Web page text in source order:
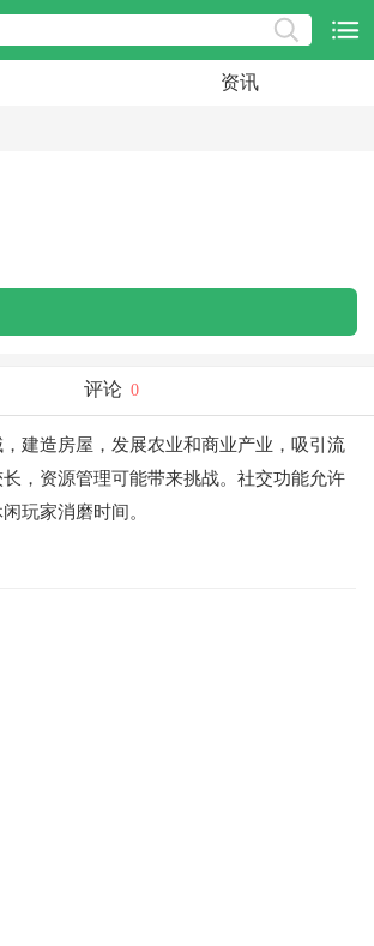
资讯
评论 0
建造房屋，发展农业和商业产业，吸引流
，资源管理可能带来挑战。社交功能允许
玩家消磨时间。